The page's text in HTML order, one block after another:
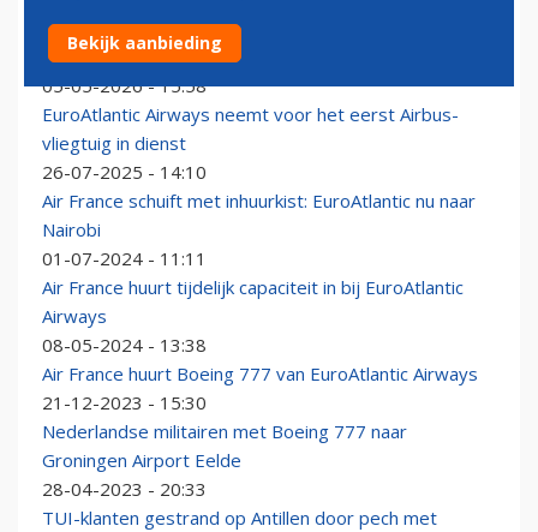
Portugese chartermaatschappij EuroAtlantic Airways
strikt voormalig topman airBaltic
05-05-2026 - 15:58
EuroAtlantic Airways neemt voor het eerst Airbus-
vliegtuig in dienst
26-07-2025 - 14:10
Air France schuift met inhuurkist: EuroAtlantic nu naar
Nairobi
01-07-2024 - 11:11
Air France huurt tijdelijk capaciteit in bij EuroAtlantic
Airways
08-05-2024 - 13:38
Air France huurt Boeing 777 van EuroAtlantic Airways
21-12-2023 - 15:30
Nederlandse militairen met Boeing 777 naar
Groningen Airport Eelde
28-04-2023 - 20:33
TUI-klanten gestrand op Antillen door pech met
Bekijk aanbieding